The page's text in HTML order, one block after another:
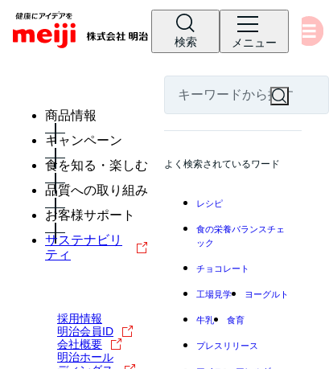
検索 メニュー
商品情報
キャンペーン
食を知る・楽しむ
品質への取り組み
お客様サポート
サステナビリ
ティ
採用情報
明治会員ID
会社概要
明治ホール
よく検索されているワード
レシピ
食の栄養バランスチェ
ック
チョコレート
工場見学 ヨーグルト
牛乳 食育
プレスリリース